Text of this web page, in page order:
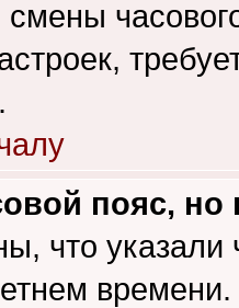
смены
пояс,
что указали